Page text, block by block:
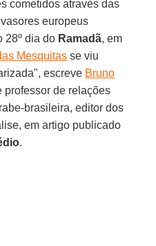
cometidos através das
europeus
28º dia do Ramadã, em
Mesquitas se viu
escreve Bruno
professor de relações
brasileira, editor dos
em artigo publicado
.